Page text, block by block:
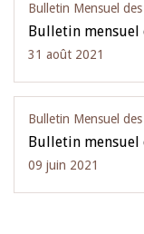
Bulletin Mensuel
Bulletin mensuel
31 août 2021
Bulletin Mensuel
Bulletin mensuel
09 juin 2021